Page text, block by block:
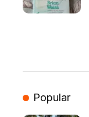
Popular